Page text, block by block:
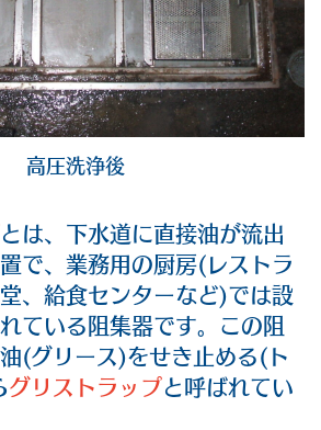
高圧洗浄後
とは、下水道に直接油が流出
で、業務用の厨房(レストラ
、給食センターなど)では設
ている阻集器です。この阻
(グリース)をせき止める(ト
グリストラップと呼ばれてい